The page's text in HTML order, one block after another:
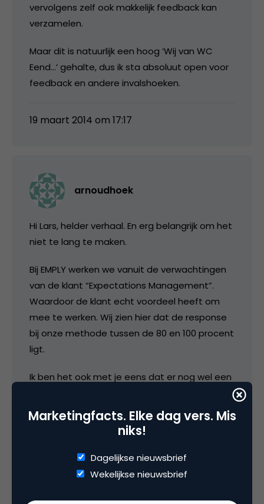
vervolgens zelf ook makkelijk feedback kan
verzamelen.
Maar dit is natuurlijk een hoog ‘Wij van WC
Eend…’ gehalte, dus ik sta absoluut open voor
feedback en andere invalshoeken.
19 maart 2014 om 17:17
arnoudhoek
Hi Lars, helder verhaal. En erg belangrijk om het
niet te lang te maken.
Bij EMPLY werken we vanuit de verwachtingen
van de klant “Expectations Management”.
Waardoor de klant echt voordeel heeft om
mee te werken. Wij zien hier dat de response
bij onze methode tussen de 80 en 100 procent
ligt.
Ik ben het ook met je eens dat er nog wel een
echte samenwerking wordt.
Marketingfacts. Elke dag vers. Mis
niks!
Dagelijkse nieuwsbrief
Wekelijkse nieuwsbrief